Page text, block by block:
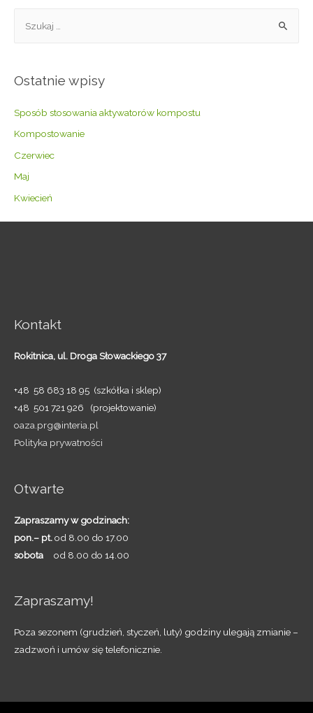
Ostatnie wpisy
Sposób stosowania aktywatorów kompostu
Kompostowanie
Czerwiec
Maj
Kwiecień
Kontakt
Rokitnica, ul. Droga Słowackiego 37
+48 58 683 18 95 (szkółka i sklep)
+48 501 721 926 (projektowanie)
oaza.prg@interia.pl
Polityka prywatności
Otwarte
Zapraszamy w godzinach:
pon.– pt.od 8.00 do 17.00
sobota od 8.00 do 14.00
Zapraszamy!
Poza sezonem (grudzień, styczeń, luty) godziny ulegają zmianie –
zadzwoń i umów się telefonicznie.